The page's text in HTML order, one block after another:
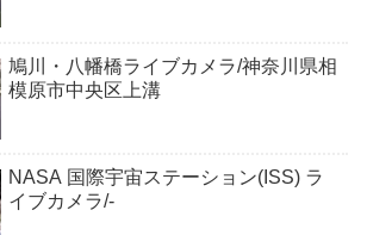
鳩川・八幡橋ライブカメラ/神奈川県相
模原市中央区上溝
NASA 国際宇宙ステーション(ISS) ラ
イブカメラ/-